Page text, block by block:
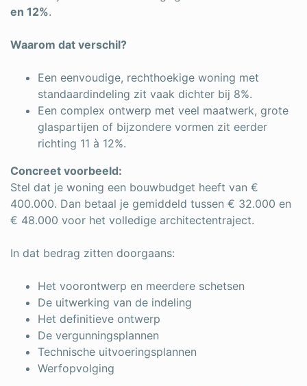
en 12%.
Waarom dat verschil?
Een eenvoudige, rechthoekige woning met
standaardindeling zit vaak dichter bij 8%.
Een complex ontwerp met veel maatwerk, grote
glaspartijen of bijzondere vormen zit eerder
richting 11 à 12%.
Concreet voorbeeld:
Stel dat je woning een bouwbudget heeft van €
400.000. Dan betaal je gemiddeld tussen € 32.000 en
€ 48.000 voor het volledige architectentraject.
In dat bedrag zitten doorgaans:
Het voorontwerp en meerdere schetsen
De uitwerking van de indeling
Het definitieve ontwerp
De vergunningsplannen
Technische uitvoeringsplannen
Werfopvolging